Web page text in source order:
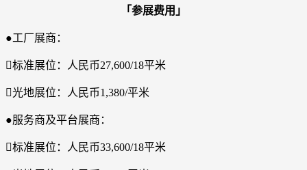
「参展费用」
●工厂展商：
标准展位：人民币27,600/18平米
光地展位：人民币1,380/平米
●服务商及平台展商：
标准展位：人民币33,600/18平米